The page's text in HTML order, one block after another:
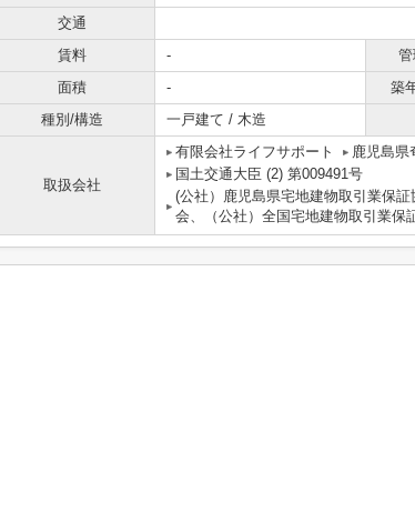
交通
賃料
-
面積
- 築
種別/構造
一戸建て / 木造
取扱会社
有限会社ライフサポート 鹿児島県
国土交通大臣 (2) 第009491号
(公社）鹿児島県宅地建物取引業保
会、（公社）全国宅地建物取引業保